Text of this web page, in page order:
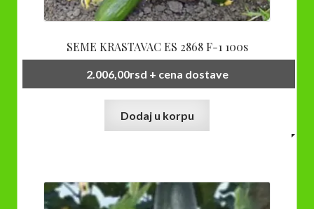
SEME KRASTAVAC ES 2868 F-1 100s
2.006,00rsd + cena dostave
Dodaj u korpu